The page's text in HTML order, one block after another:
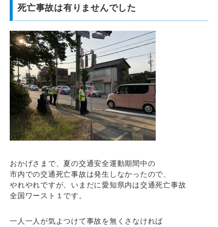
死亡事故は有りませんでした
おかげさまで、夏の交通安全運動期間中の
市内での交通死亡事故は発生しなかったので、
やれやれですが、いまだに愛知県内は交通死亡事故
全国ワースト１です。
一人一人が気よつけて事故を無くさなければ